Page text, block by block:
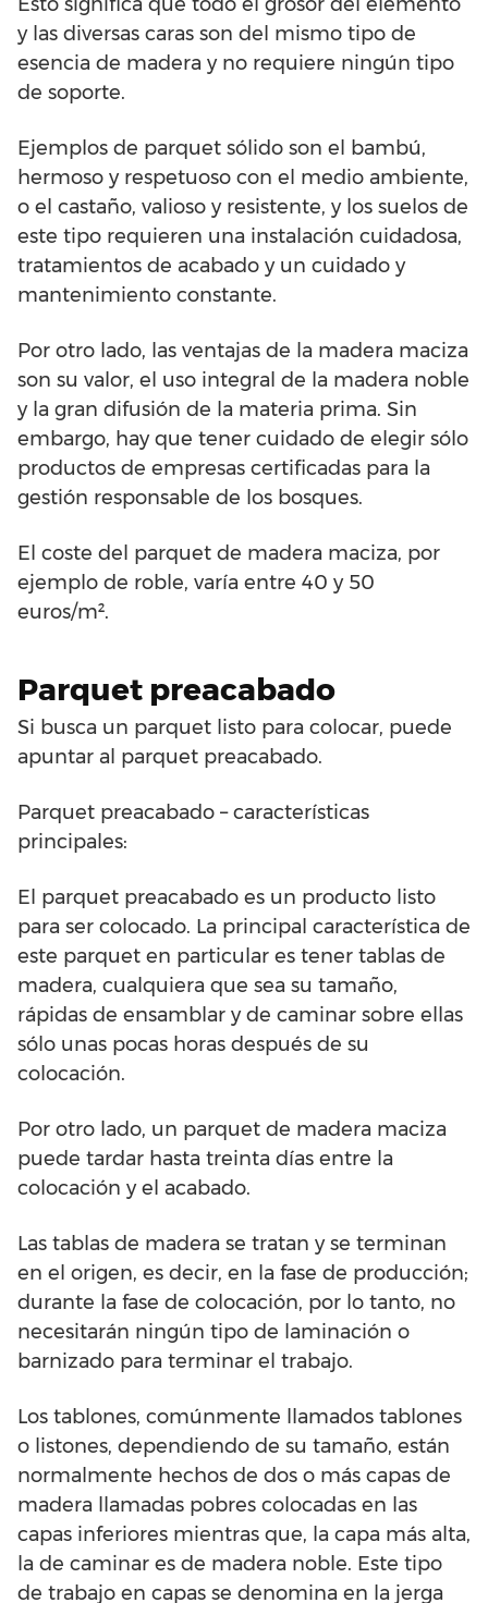
y las diversas caras son del mismo tipo de
esencia de madera y no requiere ningún tipo
de soporte.
Ejemplos de parquet sólido son el bambú,
hermoso y respetuoso con el medio ambiente,
o el castaño, valioso y resistente, y los suelos de
este tipo requieren una instalación cuidadosa,
tratamientos de acabado y un cuidado y
mantenimiento constante.
Por otro lado, las ventajas de la madera maciza
son su valor, el uso integral de la madera noble
y la gran difusión de la materia prima. Sin
embargo, hay que tener cuidado de elegir sólo
productos de empresas certificadas para la
gestión responsable de los bosques.
El coste del parquet de madera maciza, por
ejemplo de roble, varía entre 40 y 50
euros/m².
Parquet preacabado
Si busca un parquet listo para colocar, puede
apuntar al parquet preacabado.
Parquet preacabado – características
principales:
El parquet preacabado es un producto listo
para ser colocado. La principal característica de
este parquet en particular es tener tablas de
madera, cualquiera que sea su tamaño,
rápidas de ensamblar y de caminar sobre ellas
sólo unas pocas horas después de su
colocación.
Por otro lado, un parquet de madera maciza
puede tardar hasta treinta días entre la
colocación y el acabado.
Las tablas de madera se tratan y se terminan
en el origen, es decir, en la fase de producción;
durante la fase de colocación, por lo tanto, no
necesitarán ningún tipo de laminación o
barnizado para terminar el trabajo.
Los tablones, comúnmente llamados tablones
o listones, dependiendo de su tamaño, están
normalmente hechos de dos o más capas de
madera llamadas pobres colocadas en las
capas inferiores mientras que, la capa más alta,
la de caminar es de madera noble. Este tipo
de trabajo en capas se denomina en la jerga